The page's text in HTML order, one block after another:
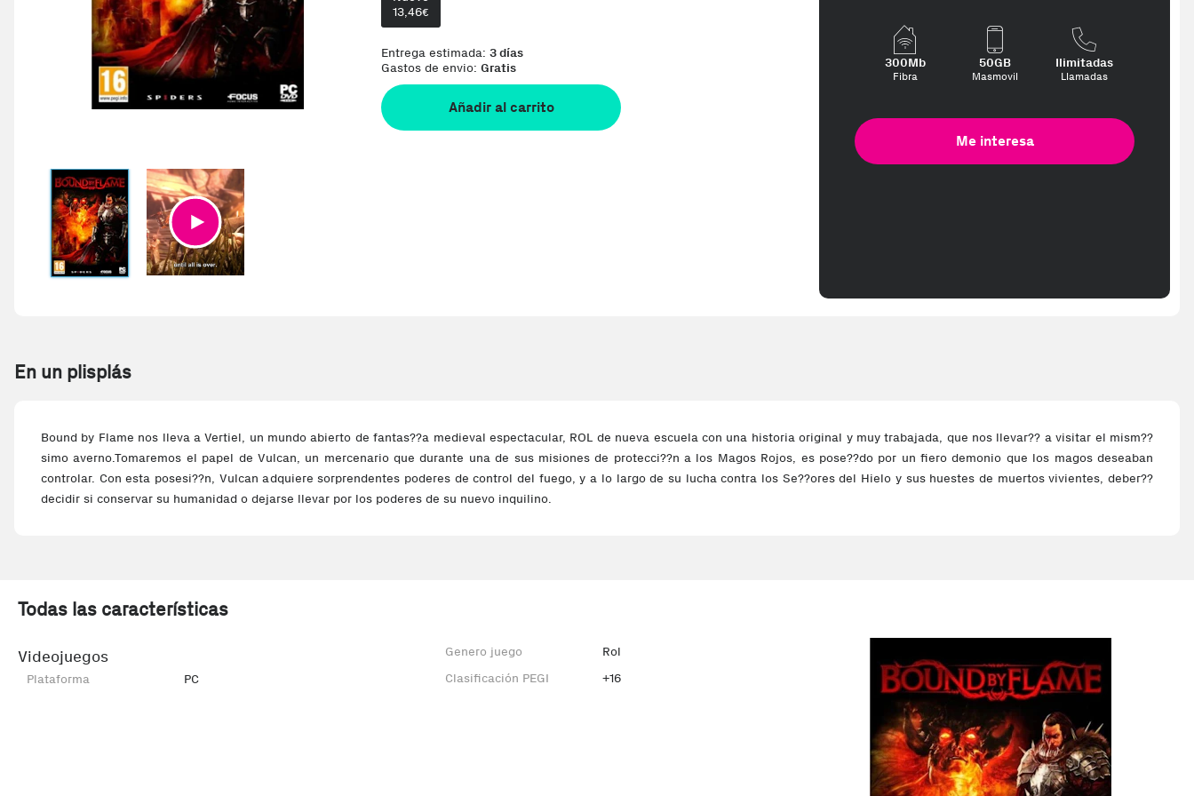
13,46€
Entrega estimada: 3 días
Gastos de envio: Gratis
Añadir al carrito
300Mb
Fibra
50GB
Masmovil
Ilimitadas
Llamadas
Me interesa
En un plisplás
Bound by Flame nos lleva a Vertiel, un mundo abierto de fantas??a medieval espectacular, ROL de nueva escuela con una historia original y muy trabajada, que nos llevar?? a visitar el mism??
simo averno.Tomaremos el papel de Vulcan, un mercenario que durante una de sus misiones de protecci??n a los Magos Rojos, es pose??do por un fiero demonio que los magos deseaban
controlar. Con esta posesi??n, Vulcan adquiere sorprendentes poderes de control del fuego, y a lo largo de su lucha contra los Se??ores del Hielo y sus huestes de muertos vivientes, deber??
decidir si conservar su humanidad o dejarse llevar por los poderes de su nuevo inquilino.
Todas las características
Videojuegos
Plataforma PC
Genero juego
Rol
Clasificación PEGI
+16